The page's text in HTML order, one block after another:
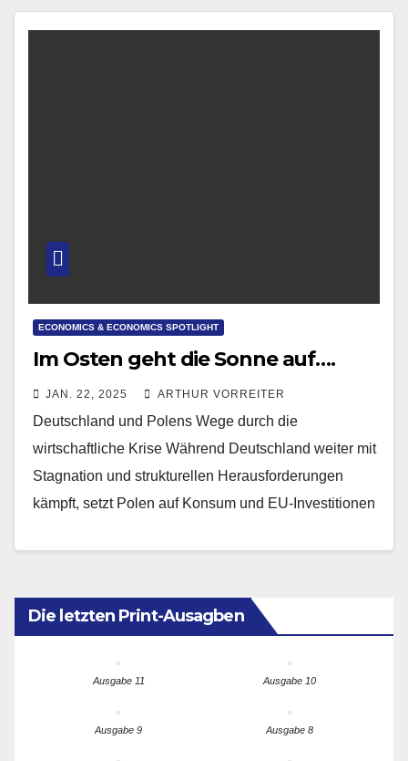
ECONOMICS & ECONOMICS SPOTLIGHT
Im Osten geht die Sonne auf….
JAN. 22, 2025 ARTHUR VORREITER
Deutschland und Polens Wege durch die
wirtschaftliche Krise Während Deutschland weiter mit
Stagnation und strukturellen Herausforderungen
kämpft, setzt Polen auf Konsum und EU-Investitionen
Die letzten Print-Ausagben
Ausgabe 11 Ausgabe 10
Ausgabe 9 Ausgabe 8